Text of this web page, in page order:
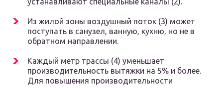
Из жилой зоны воздушный поток (3) может
поступать в санузел, ванную, кухню, но не в
обратном направлении.
Каждый метр трассы (4) уменьшает
производительность вытяжки на 5% и более.
Для повышения производительности